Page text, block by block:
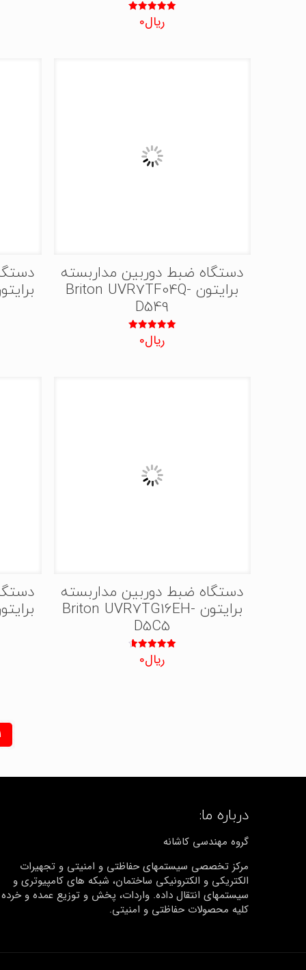
نمره
5.00
ریال0
دستگاه ضبط دوربین مداربسته
برایتون Briton UVR7TF04Q-
D549
نمره
5.00
ریال0
دستگاه ضبط دوربین مداربسته
برایتون Briton UVR7TG16EH-
D5C5
نمره
4.67
ریال0
درباره ما:
گروه مهندسی کاشانه
مرکز تخصصی سیستمهای حفاظتی و امنیتی و تجهیرات
الکتریکی و الکترونیکی ساختمان، شبکه های کامپیوتری و
سیستمهای انتقال داده. واردات، پخش و توزیع عمده و خرده
کلیه محصولات حفاظتی و امنیتی.